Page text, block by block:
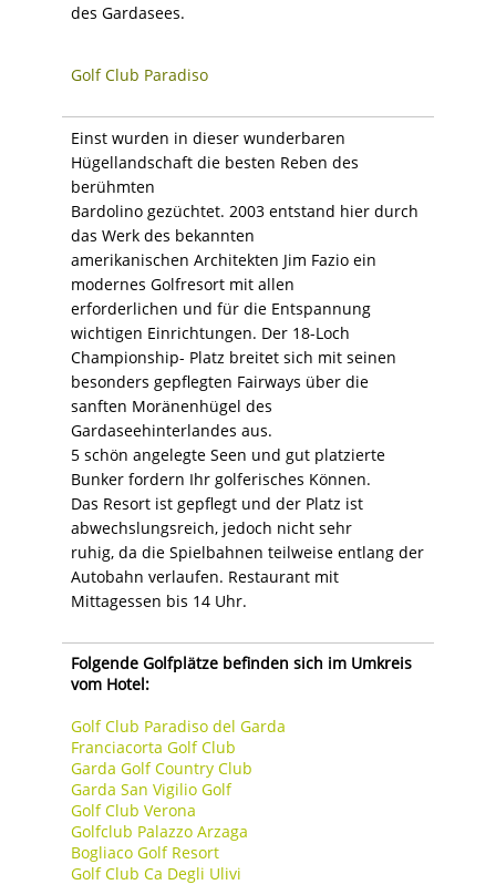
des Gardasees.
Golf Club Paradiso
Einst wurden in dieser wunderbaren
Hügellandschaft die besten Reben des
berühmten
Bardolino gezüchtet. 2003 entstand hier durch
das Werk des bekannten
amerikanischen Architekten Jim Fazio ein
modernes Golfresort mit allen
erforderlichen und für die Entspannung
wichtigen Einrichtungen. Der 18-Loch
Championship- Platz breitet sich mit seinen
besonders gepflegten Fairways über die
sanften Moränenhügel des
Gardaseehinterlandes aus.
5 schön angelegte Seen und gut platzierte
Bunker fordern Ihr golferisches Können.
Das Resort ist gepflegt und der Platz ist
abwechslungsreich, jedoch nicht sehr
ruhig, da die Spielbahnen teilweise entlang der
Autobahn verlaufen. Restaurant mit
Mittagessen bis 14 Uhr.
Folgende Golfplätze befinden sich im Umkreis
vom Hotel:
Golf Club Paradiso del Garda
Franciacorta Golf Club
Garda Golf Country Club
Garda San Vigilio Golf
Golf Club Verona
Golfclub Palazzo Arzaga
Bogliaco Golf Resort
Golf Club Ca Degli Ulivi